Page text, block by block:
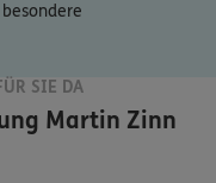
SIE DA
Martin Zinn